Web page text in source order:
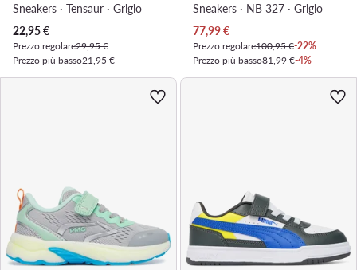
Sneakers · Tensaur · Grigio
Prezzo attuale
22,95€
Prezzo regolare29,95 €
Prezzo più basso21,95 €
Sneakers · NB 327 · Grigio
Prezzo attuale
77,99€
Prezzo regolare100,95 €-22%
Prezzo più basso81,99 €-4%